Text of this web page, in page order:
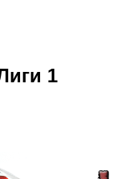
1